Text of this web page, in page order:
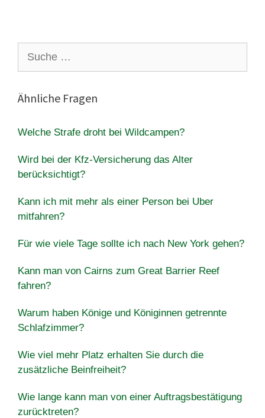
nach:
Ähnliche Fragen
Welche Strafe droht bei Wildcampen?
Wird bei der Kfz-Versicherung das Alter
berücksichtigt?
Kann ich mit mehr als einer Person bei Uber
mitfahren?
Für wie viele Tage sollte ich nach New York gehen?
Kann man von Cairns zum Great Barrier Reef
fahren?
Warum haben Könige und Königinnen getrennte
Schlafzimmer?
Wie viel mehr Platz erhalten Sie durch die
zusätzliche Beinfreiheit?
Wie lange kann man von einer Auftragsbestätigung
zurücktreten?